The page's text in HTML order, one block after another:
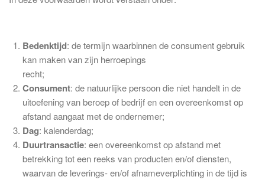
Bedenktijd: de termijn waarbinnen de consument gebruik
kan maken van zijn herroepings
recht;
Consument: de natuurlijke persoon die niet handelt in de
uitoefening van beroep of bedrijf en een overeenkomst op
afstand aangaat met de ondernemer;
Dag: kalenderdag;
Duurtransactie: een overeenkomst op afstand met
betrekking tot een reeks van producten en/of diensten,
waarvan de leverings- en/of afnameverplichting in de tijd is